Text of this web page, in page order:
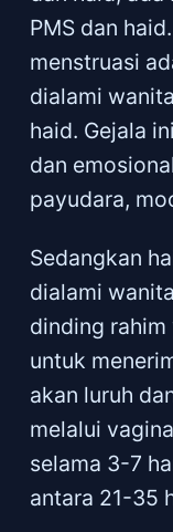
PMS dan
menstruasi
dialami
haid. Gejala
dan
payudara,
Sedangkan
dialami
dinding
untuk
akan luruh
melalui
selama 3-7
antara 21-35